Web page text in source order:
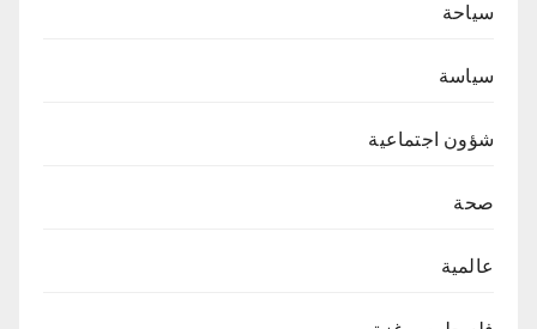
سياحة
سياسة
شؤون اجتماعية
صحة
عالمية